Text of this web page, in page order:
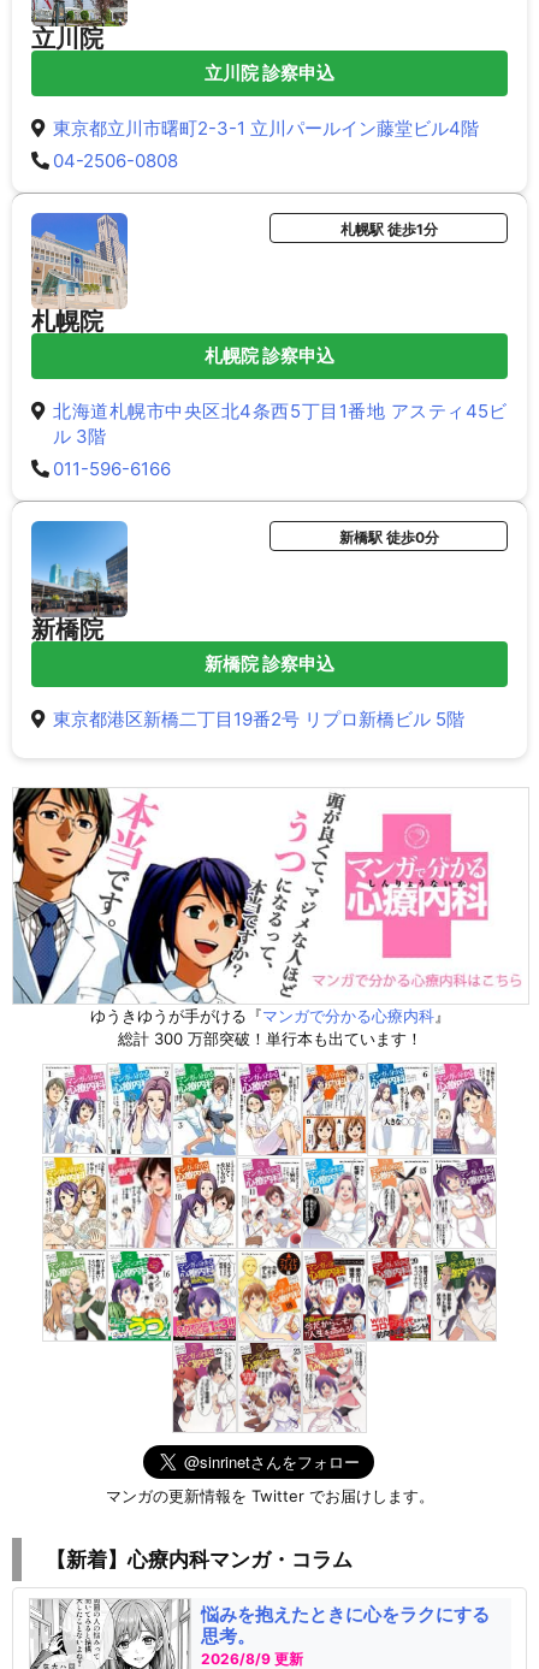
立川院
立川院 診察申込
東京都立川市曙町2-3-1 立川パールイン藤堂ビル4階
04-2506-0808
札幌院
札幌駅 徒歩1分
札幌院 診察申込
北海道札幌市中央区北4条西5丁目1番地 アスティ45ビ
ル 3階
011-596-6166
新橋院
新橋駅 徒歩0分
新橋院 診察申込
東京都港区新橋二丁目19番2号 リプロ新橋ビル 5階
ゆうきゆうが手がける『マンガで分かる心療内科』
総計 300 万部突破！単行本も出ています！
マンガの更新情報を Twitter でお届けします。
【新着】心療内科マンガ・コラム
悩みを抱えたときに心をラクにする
思考。
2026/8/9 更新